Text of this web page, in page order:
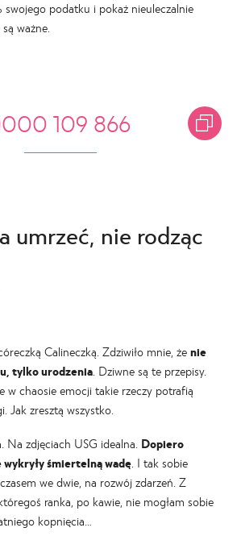
swojego podatku i pokaż nieuleczalnie
ważne.
109 866
umrzeć, nie rodząc
Calineczką. Zdziwiło mnie, że nie
tylko urodzenia . Dziwne są te przepisy.
w chaosie emocji takie rzeczy potrafią
Jak zresztą wszystko.
Na zdjęciach USG idealna. Dopiero
śmiertelną wadę . I tak sobie
we dwie, na rozwój zdarzeń. Z
ranka, po kawie, nie mogłam sobie
kopnięcia…